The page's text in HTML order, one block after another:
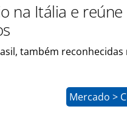
na Itália e reúne
também reconhecidas
Mercado >